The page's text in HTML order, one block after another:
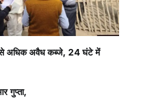
से अधिक अवैध कब्जे, 24 घंटे में
गुप्ता,